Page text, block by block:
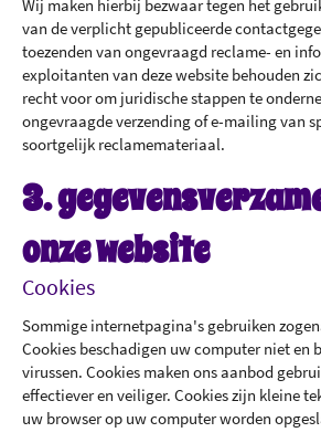
Wij maken hierbij bezwaar tegen het
van de verplicht gepubliceerde
toezenden van ongevraagd reclame- en
exploitanten van deze website behouden
recht voor om juridische stappen te
ongevraagde verzending of e-mailing van
soortgelijk reclamemateriaal.
3.
onze website
Cookies
Sommige internetpagina's gebruiken
Cookies beschadigen uw computer niet en
virussen. Cookies maken ons aanbod
effectiever en veiliger. Cookies zijn kleine
uw browser op uw computer worden